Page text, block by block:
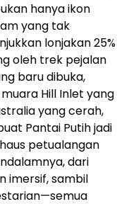
hanya ikon
yang tak
lonjakan 25%
oleh trek pejalan
baru dibuka,
Hill Inlet yang
yang cerah,
Pantai Putih jadi
petualangan
dari
imersif, sambil